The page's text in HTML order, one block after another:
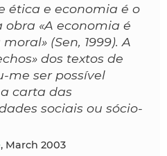
ética e economia é o
obra «A economia é
(Sen, 1999). A
dos textos de
me ser possível
carta das
sociais ou sócio-
, March 2003